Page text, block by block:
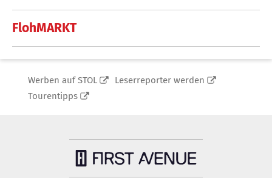
FlohMARKT
Werben auf STOL
Leserreporter werden
Tourentipps